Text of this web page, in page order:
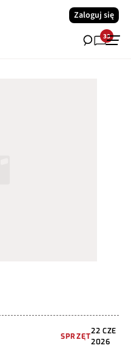
Zaloguj się
33
SPRZĘT
22 CZE
2026